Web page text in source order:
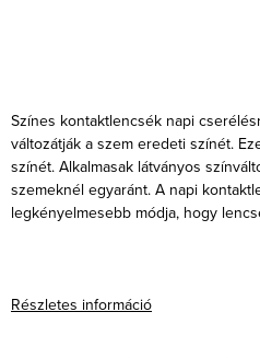
Színes kontaktlencsék napi
változátják a szem eredeti színét.
színét. Alkalmasak látványos
szemeknél egyaránt. A napi
legkényelmesebb módja, hogy
Részletes információ